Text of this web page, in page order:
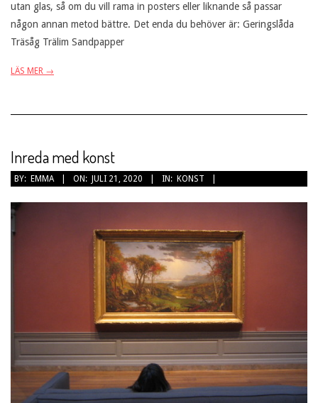
utan glas, så om du vill rama in posters eller liknande så passar
någon annan metod bättre. Det enda du behöver är: Geringslåda
Träsåg Trälim Sandpapper
LÄS MER →
Inreda med konst
2020-
21
BY: EMMA ON: JULI 21, 2020 IN: KONST